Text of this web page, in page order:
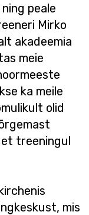
peale
Mirko
akadeemia
meie
ka meile
olid
treeningul
mis